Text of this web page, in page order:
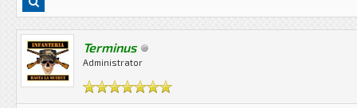
Terminus
Administrator